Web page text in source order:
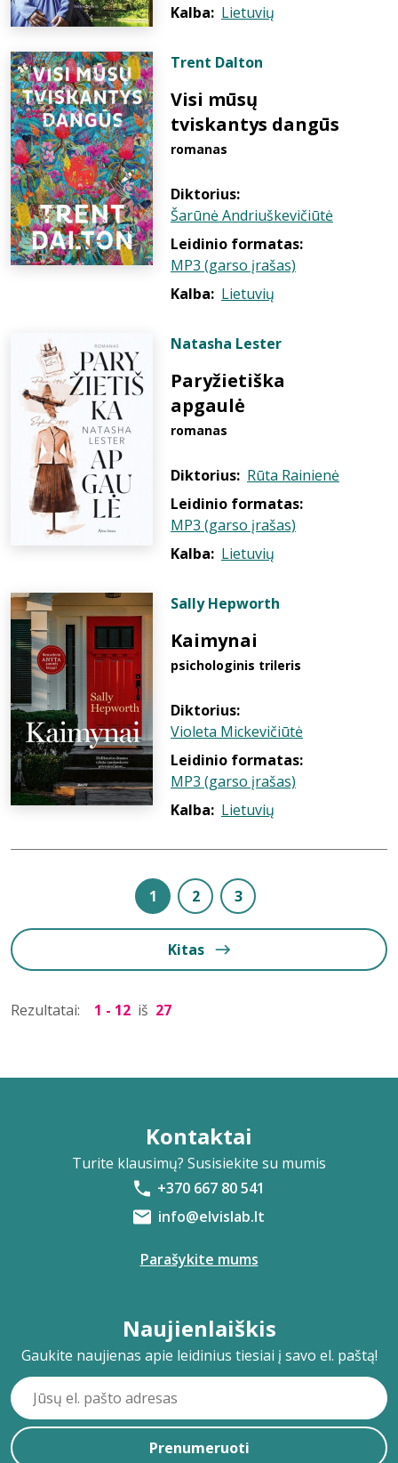
Kalba: Lietuvių
Trent Dalton
Visi mūsų
tviskantys dangūs
romanas
Diktorius:
Šarūnė Andriuškevičiūtė
Leidinio formatas:
MP3 (garso įrašas)
Kalba: Lietuvių
Natasha Lester
Paryžietiška
apgaulė
romanas
Diktorius: Rūta Rainienė
Leidinio formatas:
MP3 (garso įrašas)
Kalba: Lietuvių
Sally Hepworth
Kaimynai
psichologinis trileris
Diktorius:
Violeta Mickevičiūtė
Leidinio formatas:
MP3 (garso įrašas)
Kalba: Lietuvių
1 2 3
Kitas
Rezultatai: 1 - 12 iš 27
Kontaktai
Turite klausimų? Susisiekite su mumis
+370 667 80 541
info@elvislab.lt
Parašykite mums
Naujienlaiškis
Gaukite naujienas apie leidinius tiesiai į savo el. paštą!
Prenumeruoti